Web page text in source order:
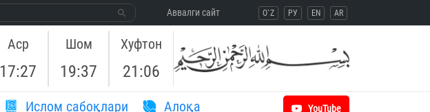
Aввалги сайт O`Z РУ EN AR
Аср
17:27
Шом
19:37
Хуфтон
21:06
Ислом сабоқлари Aлоқа YouTube